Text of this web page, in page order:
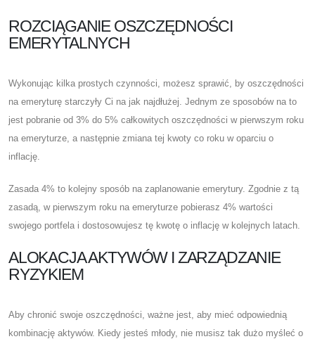
ROZCIĄGANIE OSZCZĘDNOŚCI
EMERYTALNYCH
Wykonując kilka prostych czynności, możesz sprawić, by oszczędności
na emeryturę starczyły Ci na jak najdłużej. Jednym ze sposobów na to
jest pobranie od 3% do 5% całkowitych oszczędności w pierwszym roku
na emeryturze, a następnie zmiana tej kwoty co roku w oparciu o
inflację.
Zasada 4% to kolejny sposób na zaplanowanie emerytury. Zgodnie z tą
zasadą, w pierwszym roku na emeryturze pobierasz 4% wartości
swojego portfela i dostosowujesz tę kwotę o inflację w kolejnych latach.
ALOKACJA AKTYWÓW I ZARZĄDZANIE
RYZYKIEM
Aby chronić swoje oszczędności, ważne jest, aby mieć odpowiednią
kombinację aktywów. Kiedy jesteś młody, nie musisz tak dużo myśleć o